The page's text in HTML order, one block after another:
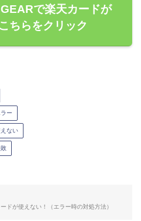
で楽天カードが
ちらをクリック
ー
ない
ドが使えない！（エラー時の対処方法）